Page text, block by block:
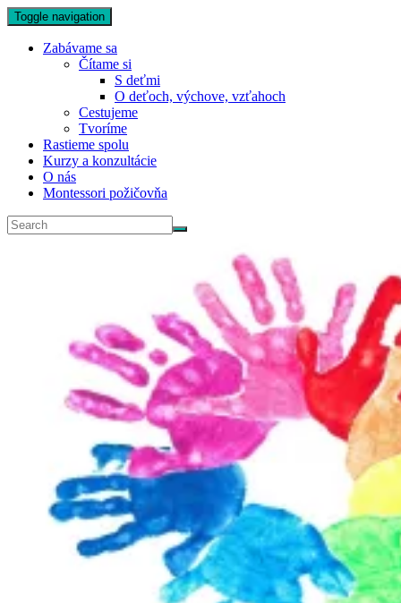
Toggle navigation
Zabávame sa
Čítame si
S deťmi
O deťoch, výchove, vzťahoch
Cestujeme
Tvoríme
Rastieme spolu
Kurzy a konzultácie
O nás
Montessori požičovňa